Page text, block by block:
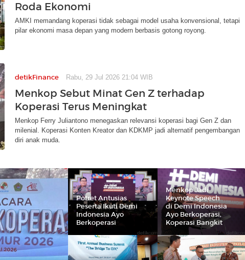
Roda Ekonomi
AMKI memandang koperasi tidak sebagai model usaha konvensional, tetapi
pilar ekonomi masa depan yang modern berbasis gotong royong.
detikFinance Rabu, 29 Jul 2026 21:04 WIB
Menkop Sebut Minat Gen Z terhadap
Koperasi Terus Meningkat
Menkop Ferry Juliantono menegaskan relevansi koperasi bagi Gen Z dan
milenial. Koperasi Konten Kreator dan KDKMP jadi alternatif pengembangan
diri anak muda.
Potret Antusias
Peserta Ikuti Demi
Indonesia Ayo
Berkoperasi
Menkop Jadi
Keynote Speech
di Demi Indonesia
Ayo Berkoperasi,
Koperasi Bangkit